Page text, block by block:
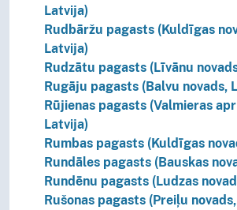
Latvija)
Rudbāržu pagasts (Kuldīgas
Latvija)
Rudzātu pagasts (Līvānu
Rugāju pagasts (Balvu novads,
Rūjienas pagasts (Valmieras
Latvija)
Rumbas pagasts (Kuldīgas
Rundāles pagasts (Bauskas
Rundēnu pagasts (Ludzas
Rušonas pagasts (Preiļu